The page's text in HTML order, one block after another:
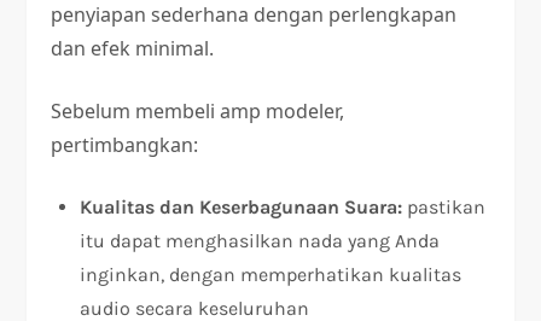
penyiapan sederhana dengan perlengkapan
dan efek minimal.
Sebelum membeli amp modeler,
pertimbangkan:
Kualitas dan Keserbagunaan Suara: pastikan
itu dapat menghasilkan nada yang Anda
inginkan, dengan memperhatikan kualitas
audio secara keseluruhan